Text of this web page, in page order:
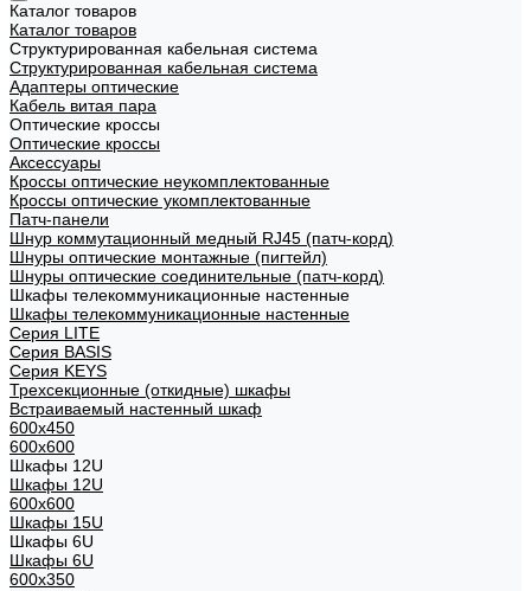
Каталог товаров
Каталог товаров
Структурированная кабельная система
Структурированная кабельная система
Адаптеры оптические
Кабель витая пара
Оптические кроссы
Оптические кроссы
Аксессуары
Кроссы оптические неукомплектованные
Кроссы оптические укомплектованные
Патч-панели
Шнур коммутационный медный RJ45 (патч-корд)
Шнуры оптические монтажные (пигтейл)
Шнуры оптические соединительные (патч-корд)
Шкафы телекоммуникационные настенные
Шкафы телекоммуникационные настенные
Cерия LITE
Cерия BASIS
Cерия KEYS
Трехсекционные (откидные) шкафы
Встраиваемый настенный шкаф
600x450
600x600
Шкафы 12U
Шкафы 12U
600x600
Шкафы 15U
Шкафы 6U
Шкафы 6U
600x350